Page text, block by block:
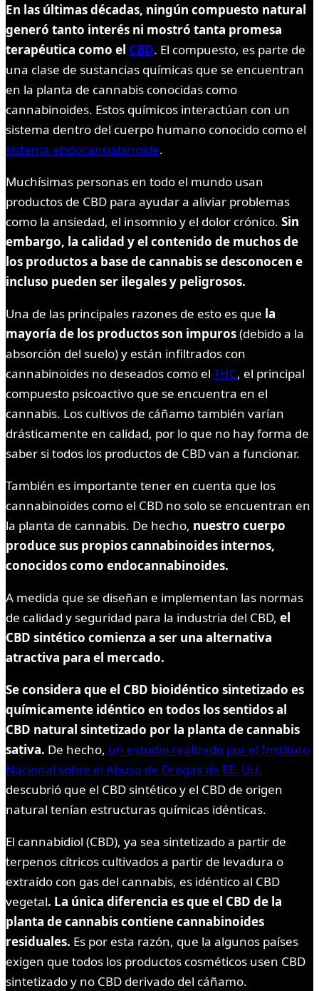
En las últimas décadas, ningún compuesto natural
generó tanto interés ni mostró tanta promesa
terapéutica como el CBD. El compuesto, es parte de
una clase de sustancias químicas que se encuentran
en la planta de cannabis conocidas como
cannabinoides. Estos químicos interactúan con un
sistema dentro del cuerpo humano conocido como el
sistema endocannabinoide.
Muchísimas personas en todo el mundo usan
productos de CBD para ayudar a aliviar problemas
como la ansiedad, el insomnio y el dolor crónico. Sin
embargo, la calidad y el contenido de muchos de
los productos a base de cannabis se desconocen e
incluso pueden ser ilegales y peligrosos.
Una de las principales razones de esto es que la
mayoría de los productos son impuros(debido a la
absorción del suelo) y están infiltrados con
cannabinoides no deseados como el THC, el principal
compuesto psicoactivo que se encuentra en el
cannabis. Los cultivos de cáñamo también varían
drásticamente en calidad, por lo que no hay forma de
saber si todos los productos de CBD van a funcionar.
También es importante tener en cuenta que los
cannabinoides como el CBD no solo se encuentran en
la planta de cannabis. De hecho, nuestro cuerpo
produce sus propios cannabinoides internos,
conocidos como endocannabinoides.
A medida que se diseñan e implementan las normas
de calidad y seguridad para la industria del CBD, el
CBD sintético comienza a ser una alternativa
atractiva para el mercado.
Se considera que el CBD bioidéntico sintetizado es
químicamente idéntico en todos los sentidos al
CBD natural sintetizado por la planta de cannabis
sativa. De hecho, un estudio realizado por el Instituto
Nacional sobre el Abuso de Drogas de EE. UU.
descubrió que el CBD sintético y el CBD de origen
natural tenían estructuras químicas idénticas.
El cannabidiol (CBD), ya sea sintetizado a partir de
terpenos cítricos cultivados a partir de levadura o
extraído con gas del cannabis, es idéntico al CBD
vegetal. La única diferencia es que el CBD de la
planta de cannabis contiene cannabinoides
residuales. Es por esta razón, que la algunos países
exigen que todos los productos cosméticos usen CBD
sintetizado y no CBD derivado del cáñamo.